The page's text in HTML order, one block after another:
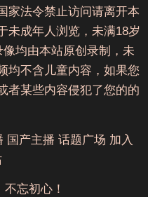
家法令禁止访问请离开本
未成年人浏览，未满18岁
均由本站原创录制，未
均不含儿童内容，如果您
者某些内容侵犯了您的的
国产主播 话题广场 加入
忘初心！